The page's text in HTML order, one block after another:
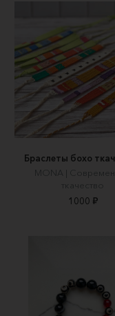
Браслеты бохо
MONA |
ткачество
1000 ₽